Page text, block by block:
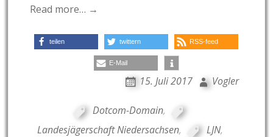
Read more… →
teilen twittern RSS-feed
E-Mail
15. Juli 2017 Vogler
Dotcom-Domain,
Landesjägerschaft Niedersachsen, LJN,